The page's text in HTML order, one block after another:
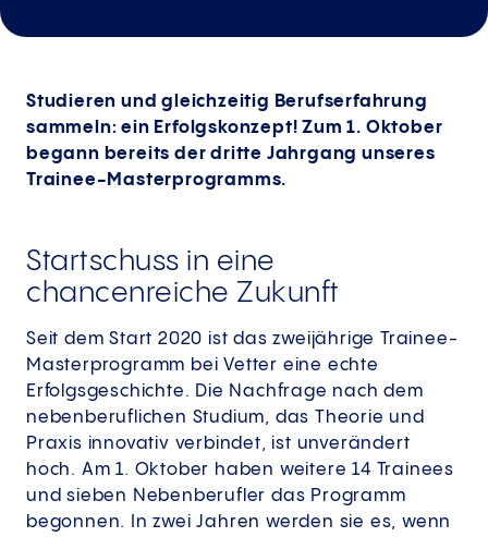
Studieren und gleichzeitig Berufserfahrung
sammeln: ein Erfolgskonzept! Zum 1. Oktober
begann bereits der dritte Jahrgang unseres
Trainee-Masterprogramms.
Startschuss in eine
chancenreiche Zukunft
Seit dem Start 2020 ist das zweijährige Trainee-
Masterprogramm bei Vetter eine echte
Erfolgsgeschichte. Die Nachfrage nach dem
nebenberuflichen Studium, das Theorie und
Praxis innovativ verbindet, ist unverändert
hoch. Am 1. Oktober haben weitere 14 Trainees
und sieben Nebenberufler das Programm
begonnen. In zwei Jahren werden sie es, wenn